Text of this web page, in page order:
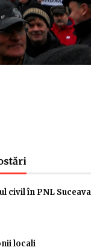
civil în PNL Suceava
locali